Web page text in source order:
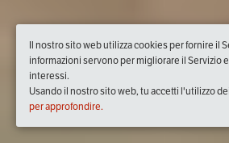
Il nostro sito web utilizza cookies per fornire il
informazioni servono per migliorare il Servizio
interessi.
Usando il nostro sito web, tu accetti l'utilizzo
per approfondire.